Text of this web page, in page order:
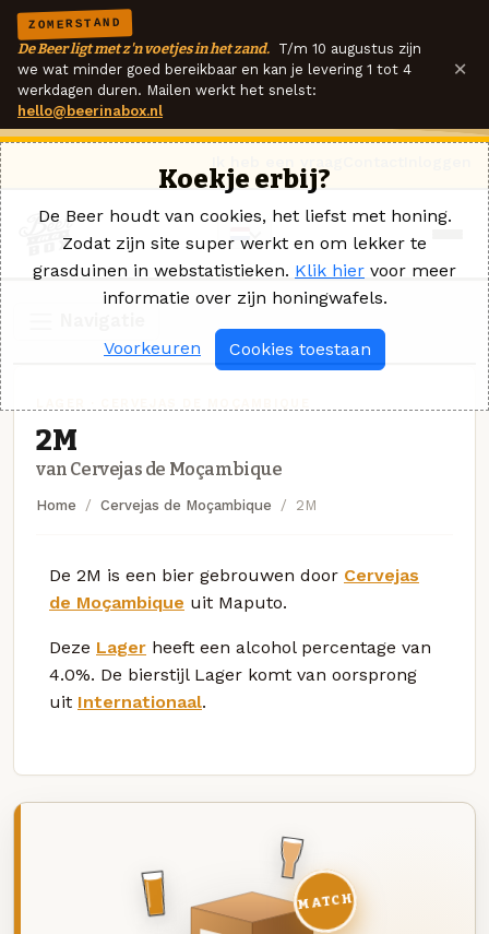
ZOMERSTAND
De Beer ligt met z'n voetjes in het zand. T/m 10 augustus zijn
we wat minder goed bereikbaar en kan je levering 1 tot 4
werkdagen duren. Mailen werkt het snelst:
hello@beerinabox.nl
×
2M
van Cervejas de Moçambique
Home Cervejas de Moçambique 2M
De 2M is een bier gebrouwen door Cervejas
de Moçambique uit Maputo.
Deze Lager heeft een alcohol percentage van
4.0%. De bierstijl Lager komt van oorsprong
uit Internationaal.
MATCH
Koekje erbij?
De Beer houdt van cookies, het liefst met honing.
Zodat zijn site super werkt en om lekker te
grasduinen in webstatistieken. Klik hier voor meer
informatie over zijn honingwafels.
Voorkeuren Cookies toestaan